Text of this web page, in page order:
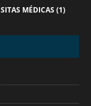
MÉDICAS (1)